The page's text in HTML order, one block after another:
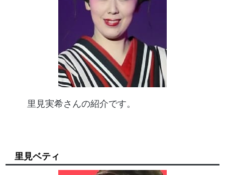
里見実希さんの紹介です。
里見ベティ